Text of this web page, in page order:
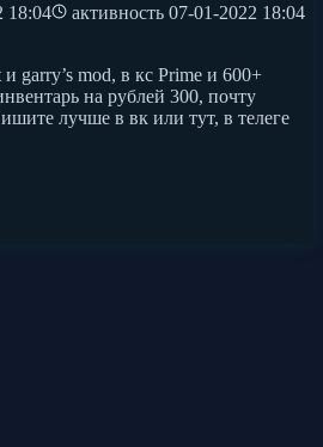
18:04 активность 07-01-2022 18:04
garry’s mod, в кс Prime и 600+
на рублей 300, почту
лучше в вк или тут, в телеге